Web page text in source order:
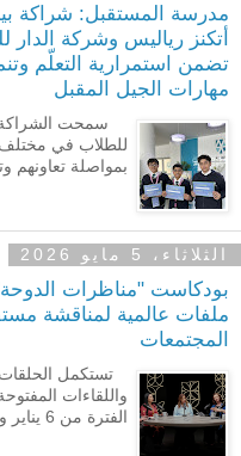
مدرسة المستقبل: شراكة
أتكنز رياليس وشركة الدار
تضمن استمرارية التعلّم
مهارات الجيل المقبل
سمحت الشراكة
للطلاب في مختلف
بمواصلة تعاونهم
الثلاثاء، 5 مايو 2026
بودكاست "مناظرات
ملفات عالمية لمناقشة
المجتمعات
تستكمل
واللقاءات
الفترة من 6 يناير وحتى 2 يونيو تواصل مناظرات...